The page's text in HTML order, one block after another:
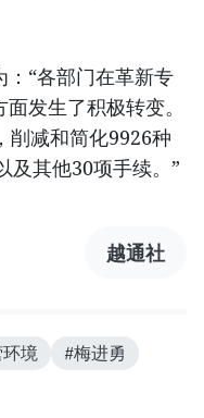
“各部门在革新专
发生了积极转变。
削减和简化9926种
及其他30项手续。”
越通社
境 #梅进勇